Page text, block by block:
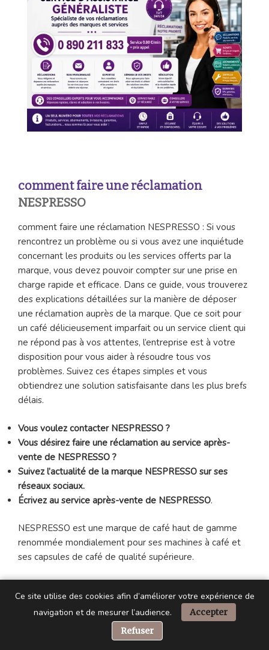
comment faire une réclamation
NESPRESSO
comment faire une réclamation NESPRESSO : Si vous
rencontrez un problème ou si vous avez une inquiétude
concernant les produits ou les services offerts par la
marque, vous devez pouvoir compter sur une prise en
charge rapide et efficace. Dans ce guide, vous trouverez
des explications détaillées sur la manière de déposer
une réclamation auprès de la marque. Que ce soit pour
un café délicieusement imparfait ou un service client qui
ne répond pas à vos attentes, l’entreprise est à votre
disposition pour vous aider à résoudre tous vos
problèmes. Suivez ces étapes simples et vous
obtiendrez une solution satisfaisante dans les plus brefs
délais.
Vous voulez contacter NESPRESSO ?
Vous désirez faire une réclamation au service après-
vente de NESPRESSO ?
Suivez l’actualité de la marque NESPRESSO sur ses
réseaux sociaux.
Écrivez au service après-vente de NESPRESSO.
NESPRESSO est une marque de café haut de gamme
renommée mondialement pour ses machines à café et
ses capsules de café de qualité supérieure.
sélection de délicieux arômes de café provenant des
meilleures régions productrices de café dans le monde
Ce site utilise des cookies afin d’améliorer votre expérience de
navigation et de mesurer l’audience.
Accepter
Refuser